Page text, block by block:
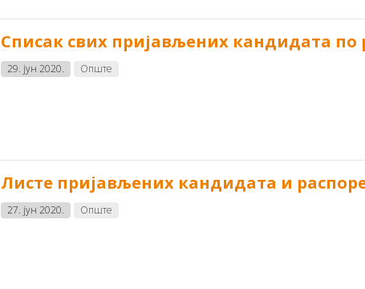
Списак свих пријављених кандидата по
29. јун 2020. Опште
Листe приjaвљeних кaндидaтa и
27. јун 2020. Опште